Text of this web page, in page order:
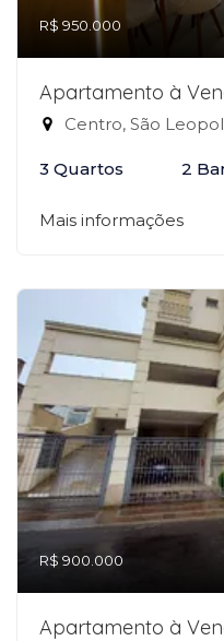
R$ 950.000
Apartamento à
Centro, São
3 Quartos 2
Mais informações
R$ 900.000
Apartamento à